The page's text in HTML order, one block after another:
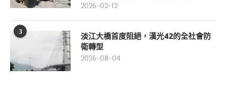
2026-02-12
3
淡江大橋首度阻絕，漢光42的全社會防
衛轉型
2026-08-04